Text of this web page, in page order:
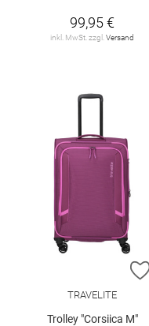
99,95 €
inkl. MwSt. zzgl. Versand
TRAVELITE
Trolley "Corsiica M"